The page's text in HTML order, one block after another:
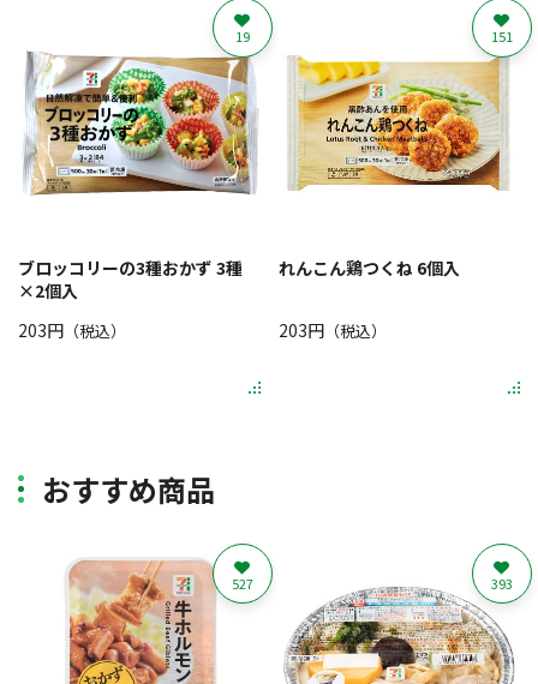
ブロッコリーの3種おかず 3種
×2個入
203円 （税込）
19
れんこん鶏つくね 6個入
203円（税込）
151
おすすめ商品
527 393